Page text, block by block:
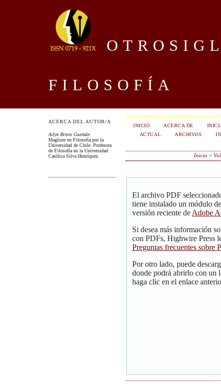
FILOSOFÍA
ACERCA DEL AUTOR/A
Ailyn Bravo Guzmán
Magíster en Filosofía por la
Universidad de Chile. Profesora
de Filosofía en la Universidad
Católica Silva Henríquez.
INICIO ACERCA DE
ACTUAL
ARCHIVOS
Inicio>
El archivo PDF
tiene instalado un módulo
versión reciente de Adobe
Si desea más información
con PDFs, Highwire Press
Preguntas frecuentes sobre
Por otro lado, puede
donde podrá abrirlo con un
haga clic en el enlace